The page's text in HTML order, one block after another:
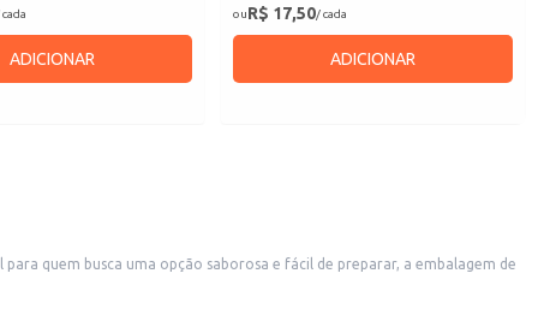
ADICIONAR
ouR$ 17,50/ cada
ADICIONAR
quem busca uma opção saborosa e fácil de preparar, a embalagem de